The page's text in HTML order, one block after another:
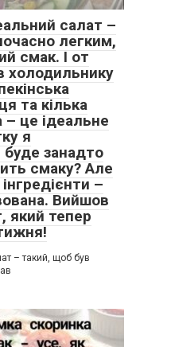
салат –
легким,
смак. І от
холодильнику
та кілька
– це ідеальне
я
буде занадто
смаку? Але
–
Вийшов
який тепер
– такий, щоб був